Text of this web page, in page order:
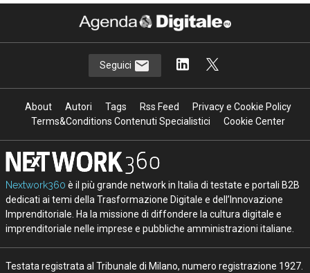
Seguici
About Autori Tags Rss Feed
Privacy e Cookie Policy
Terms&Conditions Contenuti Specialistici
Cookie Center
Nextwork360 è il più grande network in Italia di testate e portali B2B
dedicati ai temi della Trasformazione Digitale e dell’Innovazione
Imprenditoriale. Ha la missione di diffondere la cultura digitale e
imprenditoriale nelle imprese e pubbliche amministrazioni italiane.
Testata registrata al Tribunale di Milano, numero registrazione 1927.